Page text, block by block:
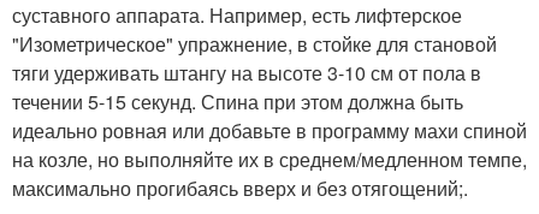
суставного аппарата. Например, есть лифтерское
"Изометрическое" упражнение, в стойке для становой
тяги удерживать штангу на высоте 3-10 см от пола в
течении 5-15 секунд. Спина при этом должна быть
идеально ровная или добавьте в программу махи спиной
на козле, но выполняйте их в среднем/медленном темпе,
максимально прогибаясь вверх и без отягощений;.